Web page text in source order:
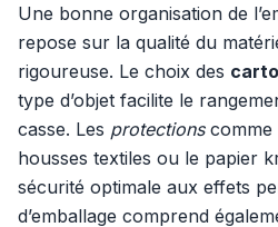
Une bonne organisation de
repose sur la qualité du
rigoureuse. Le choix des
type d’objet facilite le
casse. Les protectionscomme
housses textiles ou le papier
sécurité optimale aux effets
d’emballage comprend